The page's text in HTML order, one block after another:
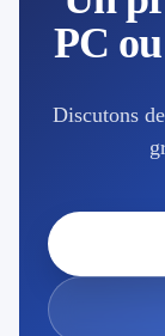
PC
Discutons